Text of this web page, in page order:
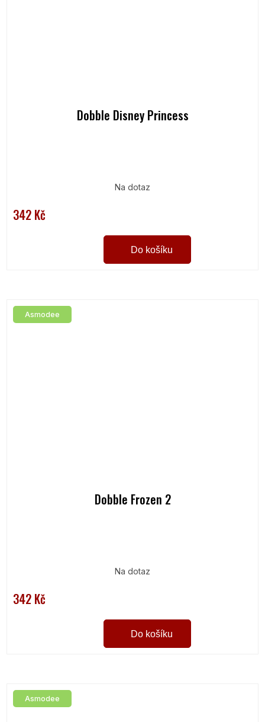
Dobble Disney Princess
Na dotaz
342 Kč
Do košíku
Asmodee
Dobble Frozen 2
Na dotaz
342 Kč
Do košíku
Asmodee